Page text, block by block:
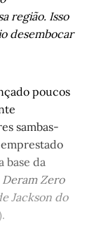
região. Isso
desembocar
poucos
sambas-
base da
Deram Zero
Jackson do